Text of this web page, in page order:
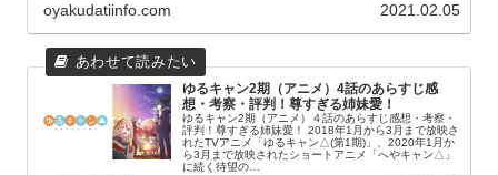
oyakudatiinfo.com 2021.02.05
ゆるキャン2期（アニメ）4話のあらすじ感
想・考察・評判！尊すぎる姉妹愛！
ゆるキャン2期（アニメ）４話のあらすじ感想・考察・
評判！尊すぎる姉妹愛！ 2018年1月から3月まで放映さ
れたTVアニメ「ゆるキャン△(第1期)」、2020年1月か
ら3月まで放映されたショートアニメ「へやキャン△」
に続く待望の…